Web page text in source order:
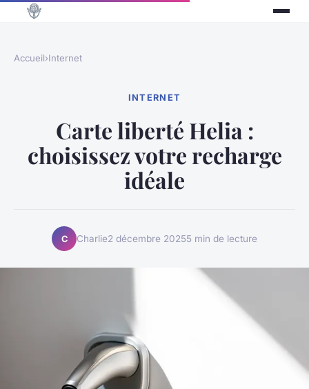
Accueil›Internet
INTERNET
Carte liberté Helia :
choisissez votre recharge
idéale
C Charlie2 décembre 20255 min de lecture